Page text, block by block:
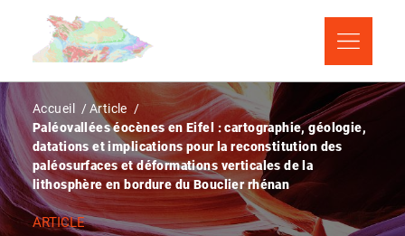
contenu
Fil
d'Ariane
Accueil
Article
Paléovallées éocènes en Eifel : cartographie, géologie,
datations et implications pour la reconstitution des
paléosurfaces et déformations verticales de la
lithosphère en bordure du Bouclier rhénan
ARTICLE